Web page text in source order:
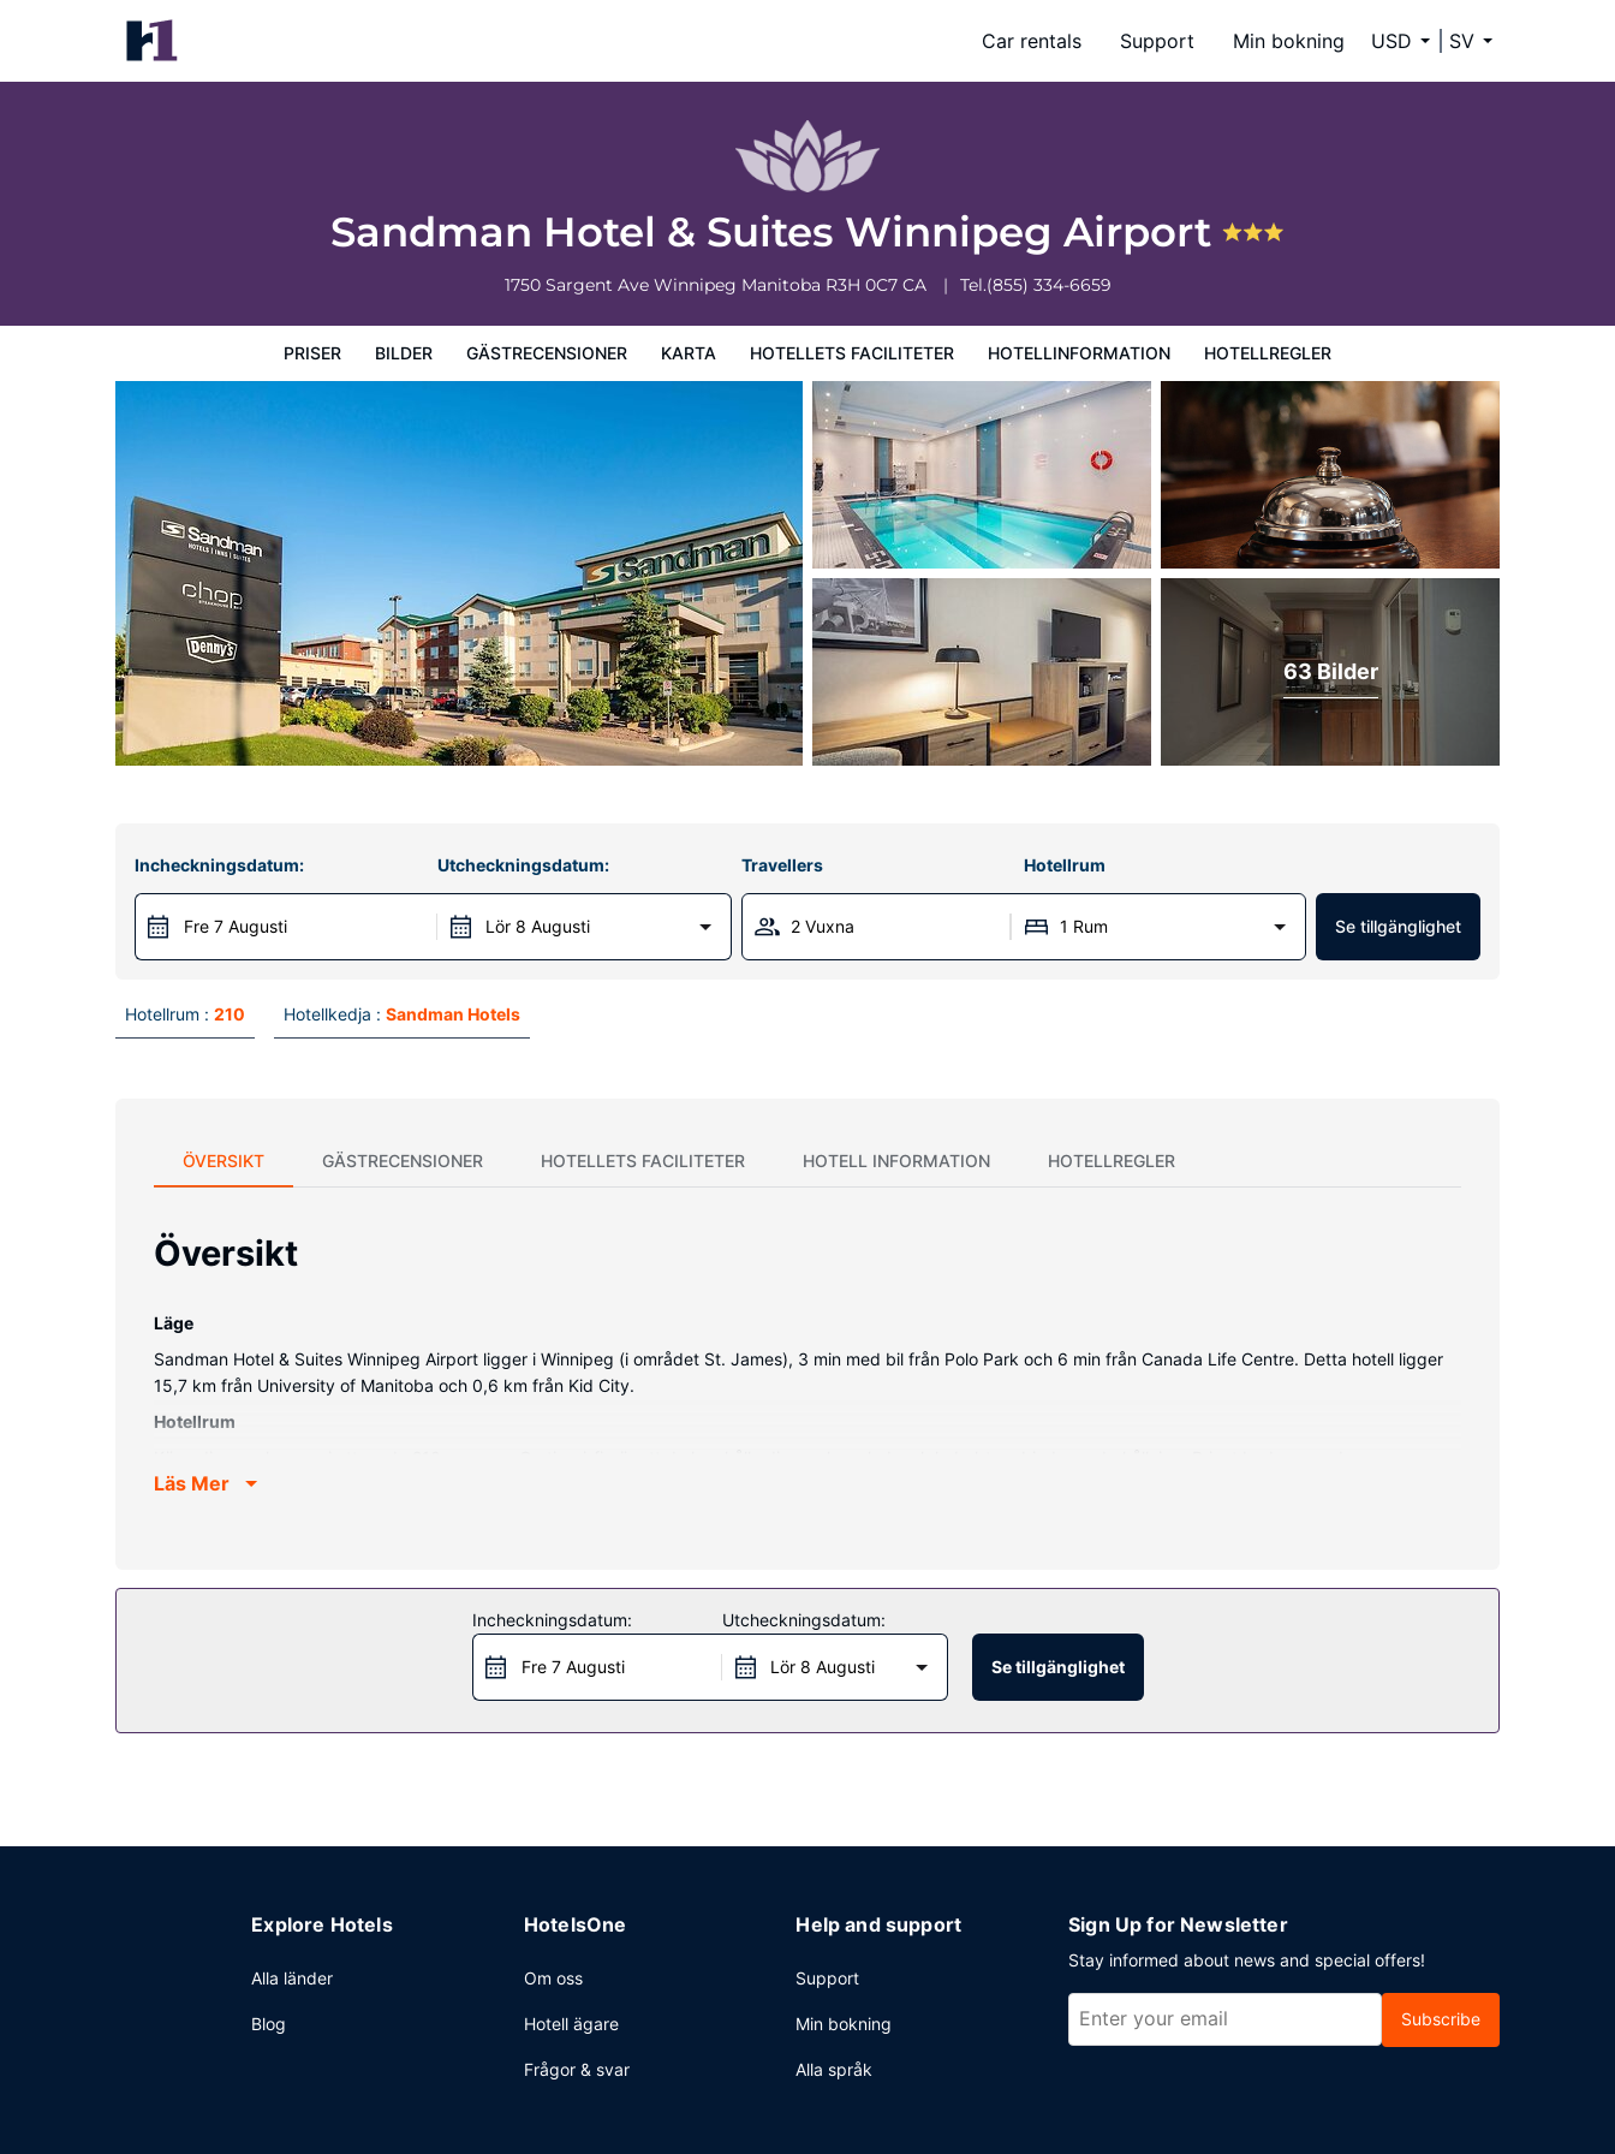
Car rentals Support Min bokning USD SV
Sandman Hotel & Suites Winnipeg Airport
1750 Sargent Ave Winnipeg Manitoba R3H 0C7 CA Tel.(855) 334-6659
PRISER BILDER GÄSTRECENSIONER KARTA HOTELLETS FACILITETER HOTELLINFORMATION HOTELLREGLER
Sandman Hotel & Suites Winnipeg Airport
Priser
63 Bilder
Incheckningsdatum:
Fre 7 Augusti
Utcheckningsdatum:
Lör 8 Augusti
Travellers Hotellrum
2 Vuxna 1 Rum Se tillgänglighet
Hotellrum : 210 Hotellkedja : Sandman Hotels
ÖVERSIKT GÄSTRECENSIONER HOTELLETS FACILITETER HOTELL INFORMATION HOTELLREGLER
Översikt
Läge
Sandman Hotel & Suites Winnipeg Airport ligger i Winnipeg (i området St. James), 3 min med bil från Polo Park och 6 min från Canada Life Centre. Detta hotell ligger
15,7 km från University of Manitoba och 0,6 km från Kid City.
Hotellrum
badkar/dusch, gratis toalettartiklar och hårtorkar. På rummet finns skrivbord, kaffe- och tebryggare och telefon med gratis lokalsamtal.
Restaurang
Detta hotell har 2 restauranger som serverar bra mat, som till exempel Chop Steakhouse. Du kan också välja att lata dig på rummet med rumsservice (under
begränsade tider). Avsluta dagen med en drink på boendets bar. Frukost enligt egen beställning serveras dagligen mot en avgift.
Läs Mer
Incheckningsdatum:
Fre 7 Augusti
Utcheckningsdatum:
Lör 8 Augusti Se tillgänglighet
Explore Hotels
Alla länder
Blog
HotelsOne
Om oss
Hotell ägare
Frågor & svar
Help and support
Support
Min bokning
Alla språk
Sign Up for Newsletter
Stay informed about news and special offers!
Subscribe